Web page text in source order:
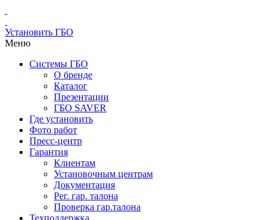
Установить ГБО
Меню
Системы ГБО
О бренде
Каталог
Презентации
ГБО SAVER
Где установить
Фото работ
Пресс-центр
Гарантия
Клиентам
Установочным центрам
Документация
Рег. гар. талона
Проверка гар.талона
Техподдержка